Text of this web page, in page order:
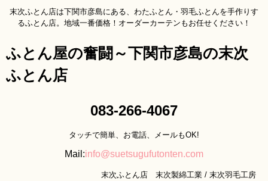
ふとん屋の奮闘～下関市彦島の末次
ふとん店
末次ふとん店は下関市彦島にある、わたふとん・羽毛ふとんを手作りす
るふとん店。地域一番価格！オーダーカーテンもお任せください！
083-266-4067
タッチで簡単、お電話、メールもOK!
Mail:info@suetsugufutonten.com
末次ふとん店 末次製綿工業 / 末次羽毛工房